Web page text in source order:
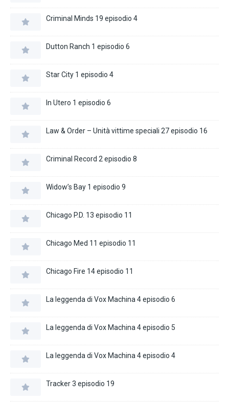
Criminal Minds 19 episodio 4
Dutton Ranch 1 episodio 6
Star City 1 episodio 4
In Utero 1 episodio 6
Law & Order – Unità vittime speciali 27 episodio 16
Criminal Record 2 episodio 8
Widow’s Bay 1 episodio 9
Chicago P.D. 13 episodio 11
Chicago Med 11 episodio 11
Chicago Fire 14 episodio 11
La leggenda di Vox Machina 4 episodio 6
La leggenda di Vox Machina 4 episodio 5
La leggenda di Vox Machina 4 episodio 4
Tracker 3 episodio 19